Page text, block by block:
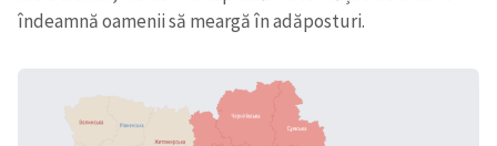
îndeamnă oamenii să meargă în adăposturi.